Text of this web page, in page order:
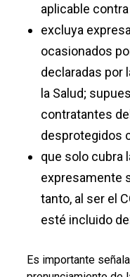
aplicable
excluya
ocasionados
declaradas por
la Salud;
contratantes
desprotegidos
que solo cubra
expresamente
tanto, al ser el
esté incluido
Es importante